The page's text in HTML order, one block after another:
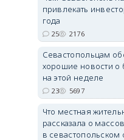
привлекать
года
25 2176
Севастопольцам
хорошие новости о
на этой неделе
23 5697
Что местная
рассказала о
в севастопольском